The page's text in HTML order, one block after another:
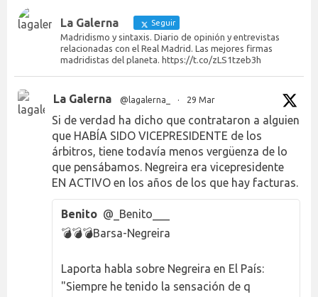
La Galerna Seguir
Madridismo y sintaxis. Diario de opinión y entrevistas
relacionadas con el Real Madrid. Las mejores firmas
madridistas del planeta. https://t.co/zLS1tzeb3h
La Galerna @lagalerna_ · 29 Mar
Si de verdad ha dicho que contrataron a alguien
que HABÍA SIDO VICEPRESIDENTE de los
árbitros, tiene todavía menos vergüenza de lo
que pensábamos. Negreira era vicepresidente
EN ACTIVO en los años de los que hay facturas.
Benito @_Benito___
💣💣💣Barsa-Negreira
Laporta habla sobre Negreira en El País:
"Siempre he tenido la sensación de q